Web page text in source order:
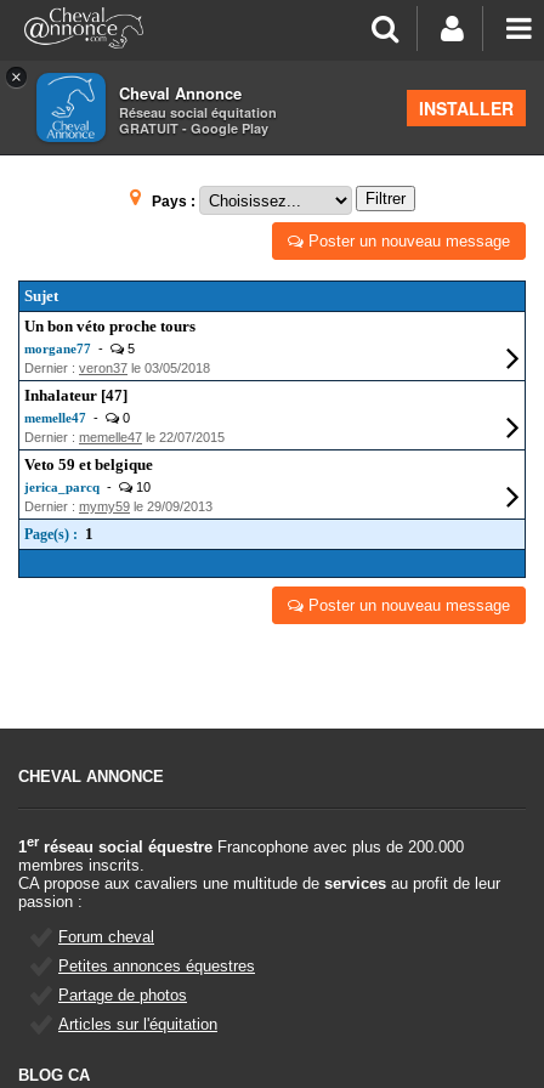
×
Cheval Annonce
Réseau social équitation
GRATUIT - Google Play
INSTALLER
>Petites annonces
VÉTÉRINAIRE
Pays : Filtrer
Poster un nouveau message
Sujet
Un bon véto proche tours
morgane77 -
5
Dernier : veron37 le 03/05/2018
Inhalateur [47]
memelle47 -
0
Dernier : memelle47 le 22/07/2015
Veto 59 et belgique
jerica_parcq -
10
Dernier : mymy59 le 29/09/2013
Page(s) : 1
Poster un nouveau message
CHEVAL ANNONCE
1er réseau social équestre Francophone avec plus de 200.000
membres inscrits.
CA propose aux cavaliers une multitude de services au profit de leur
passion :
Forum cheval
Petites annonces équestres
Partage de photos
Articles sur l'équitation
BLOG CA